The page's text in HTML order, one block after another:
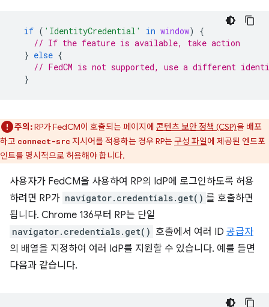
if ( 'IdentityCredential' in window)
{
// If the feature is available, take action
} else {
// FedCM is not supported, use a different
}
주의:RP가 FedCM이 호출되는 페이지에 콘텐츠 보안 정책 (CSP)을 배포
하고 connect-src 지시어를 적용하는 경우 RP는구성 파일에 제공된 엔드포
인트를 명시적으로 허용해야 합니다.
사용자가 FedCM을 사용하여 RP의 IdP에 로그인하도록 허용
하려면 RP가 navigator.credentials.get() 를 호출하면
됩니다. Chrome 136부터 RP는 단일
navigator.credentials.get() 호출에서 여러 ID 공급자
의 배열을 지정하여 여러 IdP를 지원할 수 있습니다. 예를 들면
다음과 같습니다.